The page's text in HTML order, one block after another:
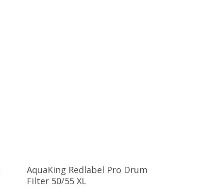
Toevoegen Aan Winkelwagen
AquaKing Redlabel Pro Drum
Filter 50/55 XL